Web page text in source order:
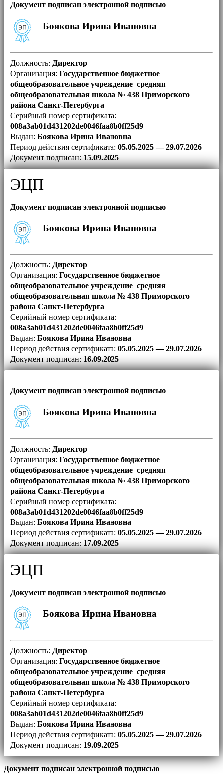
Документ подписан электронной подписью
Боякова Ирина Ивановна
Должность: Директор
Организация: Государственное бюджетное
общеобразовательное учреждение средняя
общеобразовательная школа № 438 Приморского
района Санкт-Петербурга
Серийный номер сертификата:
008a3ab01d431202de0046faa8b0ff25d9
Выдан: Боякова Ирина Ивановна
Период действия сертификата: 05.05.2025 — 29.07.2026
Документ подписан: 15.09.2025
ЭЦП
Документ подписан электронной подписью
Боякова Ирина Ивановна
Должность: Директор
Организация: Государственное бюджетное
общеобразовательное учреждение средняя
общеобразовательная школа № 438 Приморского
района Санкт-Петербурга
Серийный номер сертификата:
008a3ab01d431202de0046faa8b0ff25d9
Выдан: Боякова Ирина Ивановна
Период действия сертификата: 05.05.2025 — 29.07.2026
Документ подписан: 16.09.2025
Документ подписан электронной подписью
Боякова Ирина Ивановна
Должность: Директор
Организация: Государственное бюджетное
общеобразовательное учреждение средняя
общеобразовательная школа № 438 Приморского
района Санкт-Петербурга
Серийный номер сертификата:
008a3ab01d431202de0046faa8b0ff25d9
Выдан: Боякова Ирина Ивановна
Период действия сертификата: 05.05.2025 — 29.07.2026
Документ подписан: 17.09.2025
ЭЦП
Документ подписан электронной подписью
Боякова Ирина Ивановна
Должность: Директор
Организация: Государственное бюджетное
общеобразовательное учреждение средняя
общеобразовательная школа № 438 Приморского
района Санкт-Петербурга
Серийный номер сертификата:
008a3ab01d431202de0046faa8b0ff25d9
Выдан: Боякова Ирина Ивановна
Период действия сертификата: 05.05.2025 — 29.07.2026
Документ подписан: 19.09.2025
Документ подписан электронной подписью